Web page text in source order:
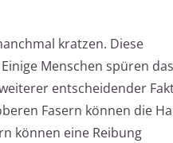
kratzen. Diese
Menschen spüren das
entscheidender
Fasern können die
können eine Reibung